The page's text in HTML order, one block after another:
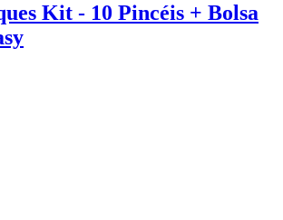
Kit - 10 Pincéis + Bolsa